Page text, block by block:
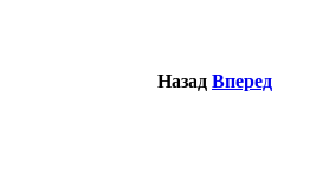
Назад Вперед